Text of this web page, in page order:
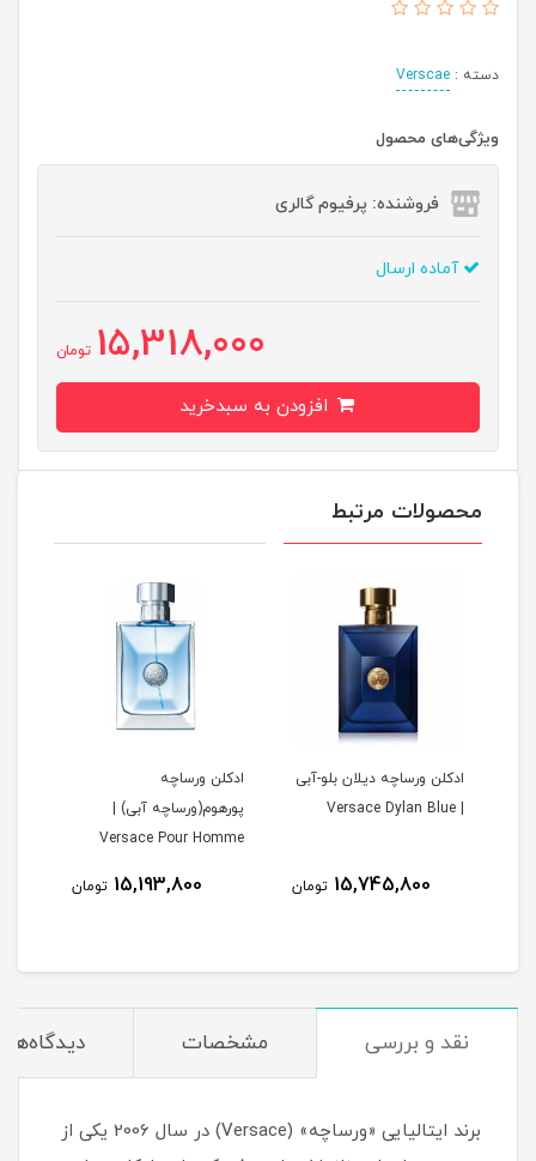
دسته : Verscae
ویژگی‌های محصول
فروشنده: پرفیوم گالری
آماده ارسال
15,318,000 تومان
محصولات مرتبط
ادکلن ورساچه دیلان بلو-آبی
15,745,800 تومان
ادکلن ورساچه
پورهوم(ورساچه آبی) |
Versace Pour Homme
15,193,800 تومان
نقد و بررسی مشخصات دیدگاه‌ها
برند ایتالیایی «ورساچه» (Versace) در سال 2006 یکی از